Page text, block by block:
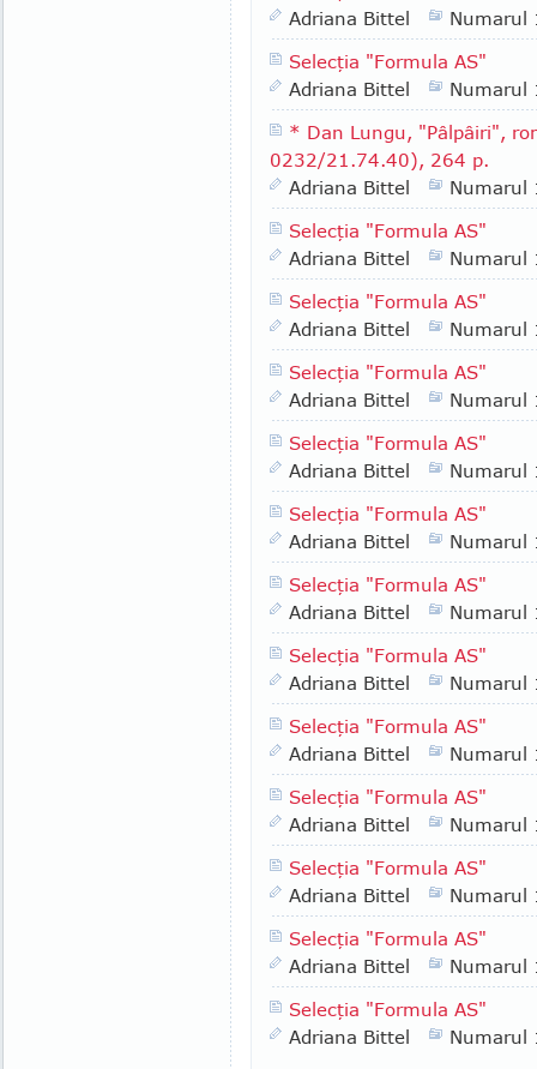
Adriana Bittel
Numarul
Selecţia "Formula AS"
Adriana Bittel
Numarul
* Dan Lungu, "Pâlpâiri",
0232/21.74.40), 264 p.
Adriana Bittel
Numarul
Selecţia "Formula AS"
Adriana Bittel
Numarul
Selecţia "Formula AS"
Adriana Bittel
Numarul
Selecţia "Formula AS"
Adriana Bittel
Numarul
Selecţia "Formula AS"
Adriana Bittel
Numarul
Selecţia "Formula AS"
Adriana Bittel
Numarul
Selecţia "Formula AS"
Adriana Bittel
Numarul
Selecţia "Formula AS"
Adriana Bittel
Numarul
Selecţia "Formula AS"
Adriana Bittel
Numarul
Selecţia "Formula AS"
Adriana Bittel
Numarul
Selecţia "Formula AS"
Adriana Bittel
Numarul
Selecţia "Formula AS"
Adriana Bittel
Numarul
Selecţia "Formula AS"
Adriana Bittel
Numarul